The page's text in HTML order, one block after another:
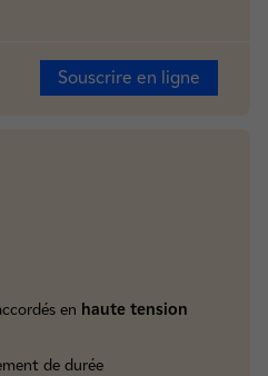
Souscrire en ligne
en haute tension
de durée